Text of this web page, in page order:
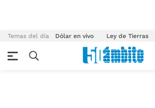
Temas del día Dólar en vivo Ley de Tierras